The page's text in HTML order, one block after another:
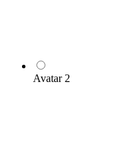
Avatar 2